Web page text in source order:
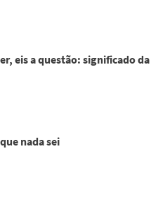
eis a questão: significado da
nada sei